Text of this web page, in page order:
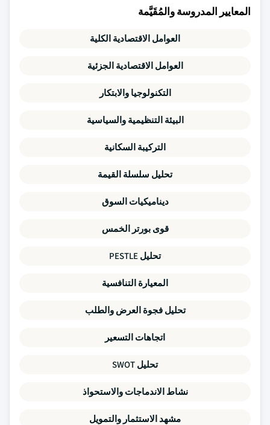
المعايير المدروسة والمُقَيَّمة
العوامل الاقتصادية الكلية
العوامل الاقتصادية الجزئية
التكنولوجيا والابتكار
البيئة التنظيمية والسياسية
التركيبة السكانية
تحليل سلسلة القيمة
ديناميكيات السوق
قوى بورتر الخمس
تحليل PESTLE
المعيارة التنافسية
تحليل فجوة العرض والطلب
اتجاهات التسعير
تحليل SWOT
نشاط الاندماجات والاستحواذ
مشهد الاستثمار والتمويل